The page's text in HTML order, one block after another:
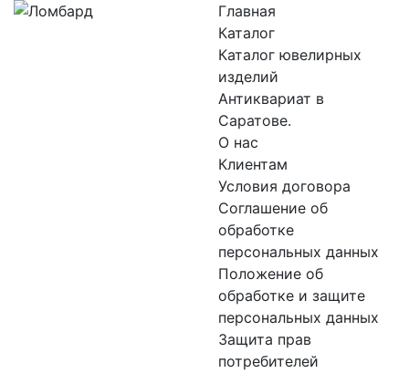
Главная
Каталог
Каталог ювелирных
изделий
Антиквариат в
Саратове.
О нас
Клиентам
Условия договора
Соглашение об
обработке
персональных данных
Положение об
обработке и защите
персональных данных
Защита прав
потребителей